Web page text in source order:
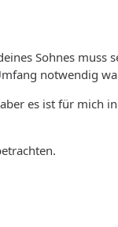
Sohnes muss
notwendig
es ist für mich